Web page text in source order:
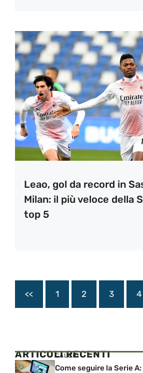
Leao, gol da record in
Milan: il più veloce della
top 5
<< 1 2 3 4
ARTICOLI RECENTI
CALCIO
Come seguire la Serie A: